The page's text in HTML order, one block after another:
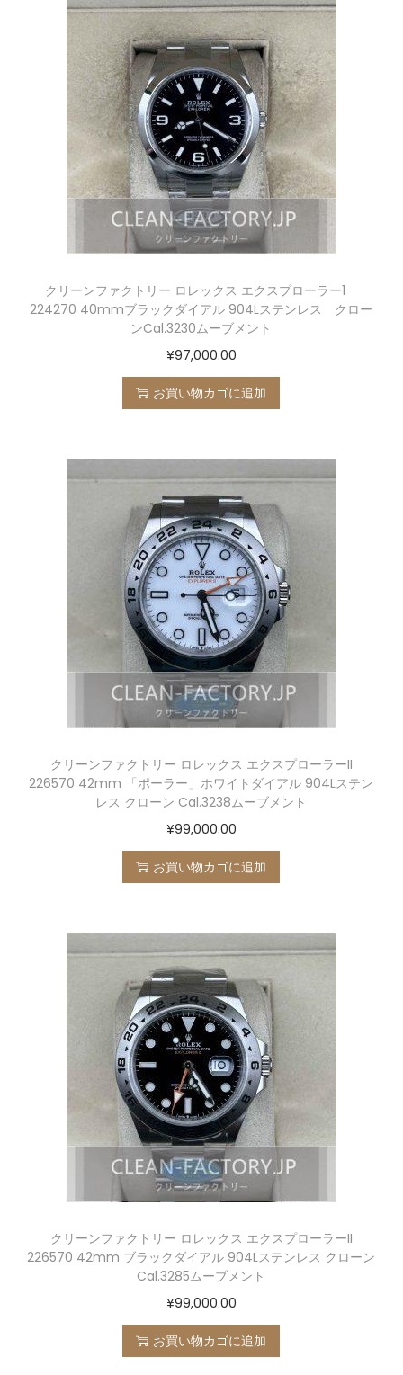
クリーンファクトリー ロレックス エクスプローラー1
224270 40mmブラックダイアル 904Lステンレス クロー
ンCal.3230ムーブメント
¥97,000.00
お買い物カゴに追加
クリーンファクトリー ロレックス エクスプローラーII
226570 42mm 「ポーラー」ホワイトダイアル 904Lステン
レス クローン Cal.3238ムーブメント
¥99,000.00
お買い物カゴに追加
クリーンファクトリー ロレックス エクスプローラーII
226570 42mm ブラックダイアル 904Lステンレス クローン
Cal.3285ムーブメント
¥99,000.00
お買い物カゴに追加